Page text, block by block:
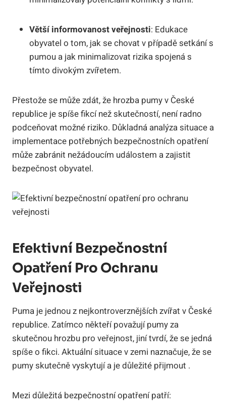
Větší informovanost veřejnosti: Edukace
obyvatel o tom, jak se chovat v případě setkání s
pumou a jak minimalizovat rizika spojená s
tímto divokým zvířetem.
Přestože se může zdát, že hrozba pumy v České
republice je spíše fikcí než skutečností, není radno
podceňovat možné riziko. Důkladná analýza situace a
implementace potřebných bezpečnostních opatření
může zabránit nežádoucím událostem a zajistit
bezpečnost obyvatel.
Efektivní Bezpečnostní
Opatření Pro Ochranu
Veřejnosti
Puma je jednou z nejkontroverznějších zvířat v České
republice. Zatímco někteří považují pumy za
skutečnou hrozbu pro veřejnost, jiní tvrdí, že se jedná
spíše o fikci. Aktuální situace v zemi naznačuje, že se
pumy skutečně vyskytují a je důležité přijmout .
Mezi důležitá bezpečnostní opatření patří: